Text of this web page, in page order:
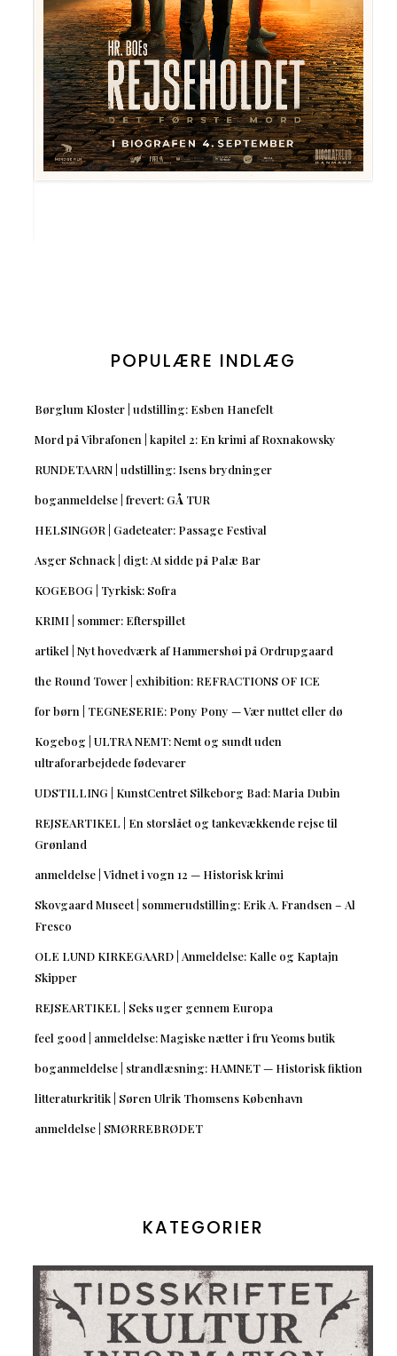
POPULÆRE INDLÆG
Børglum Kloster | udstilling: Esben Hanefelt
Mord på Vibrafonen | kapitel 2: En krimi af Roxnakowsky
RUNDETAARN | udstilling: Isens brydninger
boganmeldelse | frevert: GÅ TUR
HELSINGØR | Gadeteater: Passage Festival
Asger Schnack | digt: At sidde på Palæ Bar
KOGEBOG | Tyrkisk: Sofra
KRIMI | sommer: Efterspillet
artikel | Nyt hovedværk af Hammershøi på Ordrupgaard
the Round Tower | exhibition: REFRACTIONS OF ICE
for børn | TEGNESERIE: Pony Pony — Vær nuttet eller dø
Kogebog | ULTRA NEMT: Nemt og sundt uden
ultraforarbejdede fødevarer
UDSTILLING | KunstCentret Silkeborg Bad: Maria Dubin
REJSEARTIKEL | En storslået og tankevækkende rejse til
Grønland
anmeldelse | Vidnet i vogn 12 — Historisk krimi
Skovgaard Museet | sommerudstilling: Erik A. Frandsen – Al
Fresco
OLE LUND KIRKEGAARD | Anmeldelse: Kalle og Kaptajn
Skipper
REJSEARTIKEL | Seks uger gennem Europa
feel good | anmeldelse: Magiske nætter i fru Yeoms butik
boganmeldelse | strandlæsning: HAMNET — Historisk fiktion
litteraturkritik | Søren Ulrik Thomsens København
anmeldelse | SMØRREBRØDET
KATEGORIER